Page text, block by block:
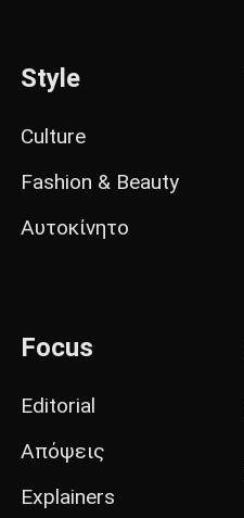
Style
Culture
Fashion & Beauty
Αυτοκίνητο
Focus
Editorial
Απόψεις
Explainers